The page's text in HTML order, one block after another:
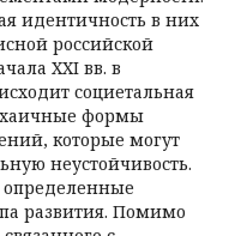
идентичность в них
российской
XXI вв. в
социетальная
формы
которые могут
неустойчивость.
развития. Помимо